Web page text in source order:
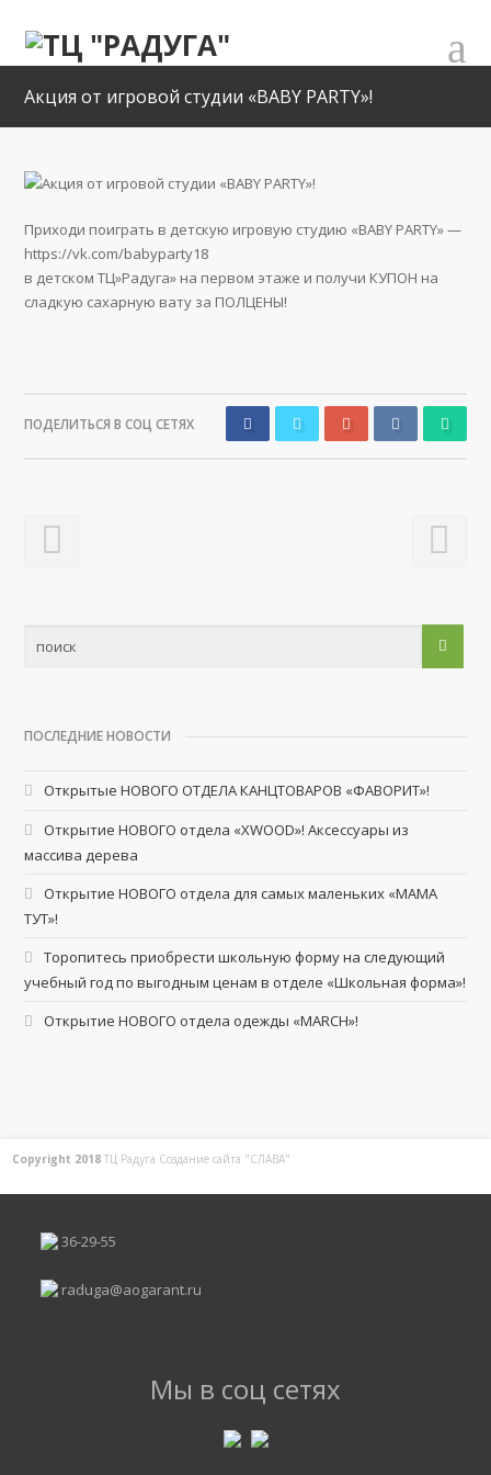
Акция от игровой студии «BABY PARTY»!
Приходи поиграть в детскую игровую студию «BABY PARTY» —
https://vk.com/babyparty18
в детском ТЦ»Радуга» на первом этаже и получи КУПОН на
сладкую сахарную вату за ПОЛЦЕНЫ!
ПОДЕЛИТЬСЯ В СОЦ СЕТЯХ
ПОСЛЕДНИЕ НОВОСТИ
Открытые НОВОГО ОТДЕЛА КАНЦТОВАРОВ «ФАВОРИТ»!
Открытие НОВОГО отдела «XWOOD»! Аксессуары из
массива дерева
Открытие НОВОГО отдела для самых маленьких «МАМА
ТУТ»!
Торопитесь приобрести школьную форму на следующий
учебный год по выгодным ценам в отделе «Школьная форма»!
Открытие НОВОГО отдела одежды «MARCH»!
Copyright 2018 ТЦ Радуга Создание сайта "СЛАВА"
36-29-55
raduga@aogarant.ru
Мы в соц сетях